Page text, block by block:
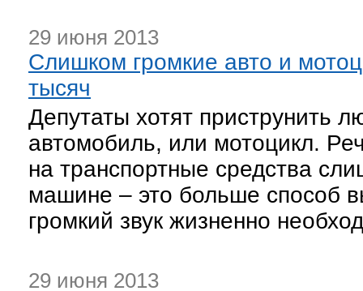
29 июня 2013
Слишком громкие авто и
тысяч
Депутаты хотят приструнить
автомобиль, или мотоцикл.
на транспортные средства
машине – это больше способ
громкий звук жизненно
29 июня 2013